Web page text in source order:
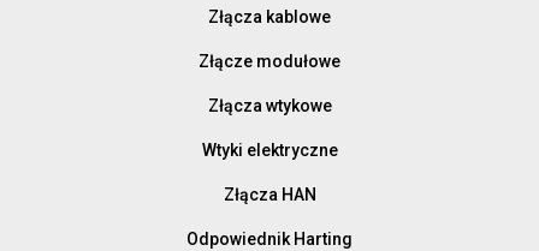
Złącza kablowe
Złącze modułowe
Złącza wtykowe
Wtyki elektryczne
Złącza HAN
Odpowiednik Harting